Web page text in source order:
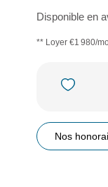
Disponible en
** Loyer €1 980/
Nos